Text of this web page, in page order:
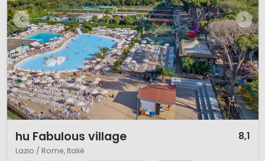
hu Fabulous village 8,1
Lazio / Rome, Italië